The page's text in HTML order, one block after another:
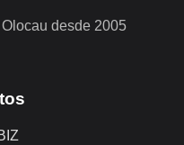
desde 2005